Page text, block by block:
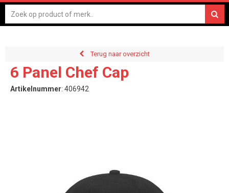
Terug naar overzicht
6 Panel Chef Cap
Artikelnummer: 406942